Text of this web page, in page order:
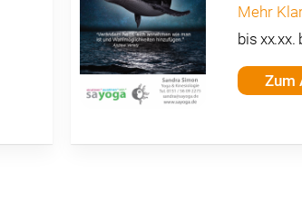
Mehr
bis xx.xx.
Zum